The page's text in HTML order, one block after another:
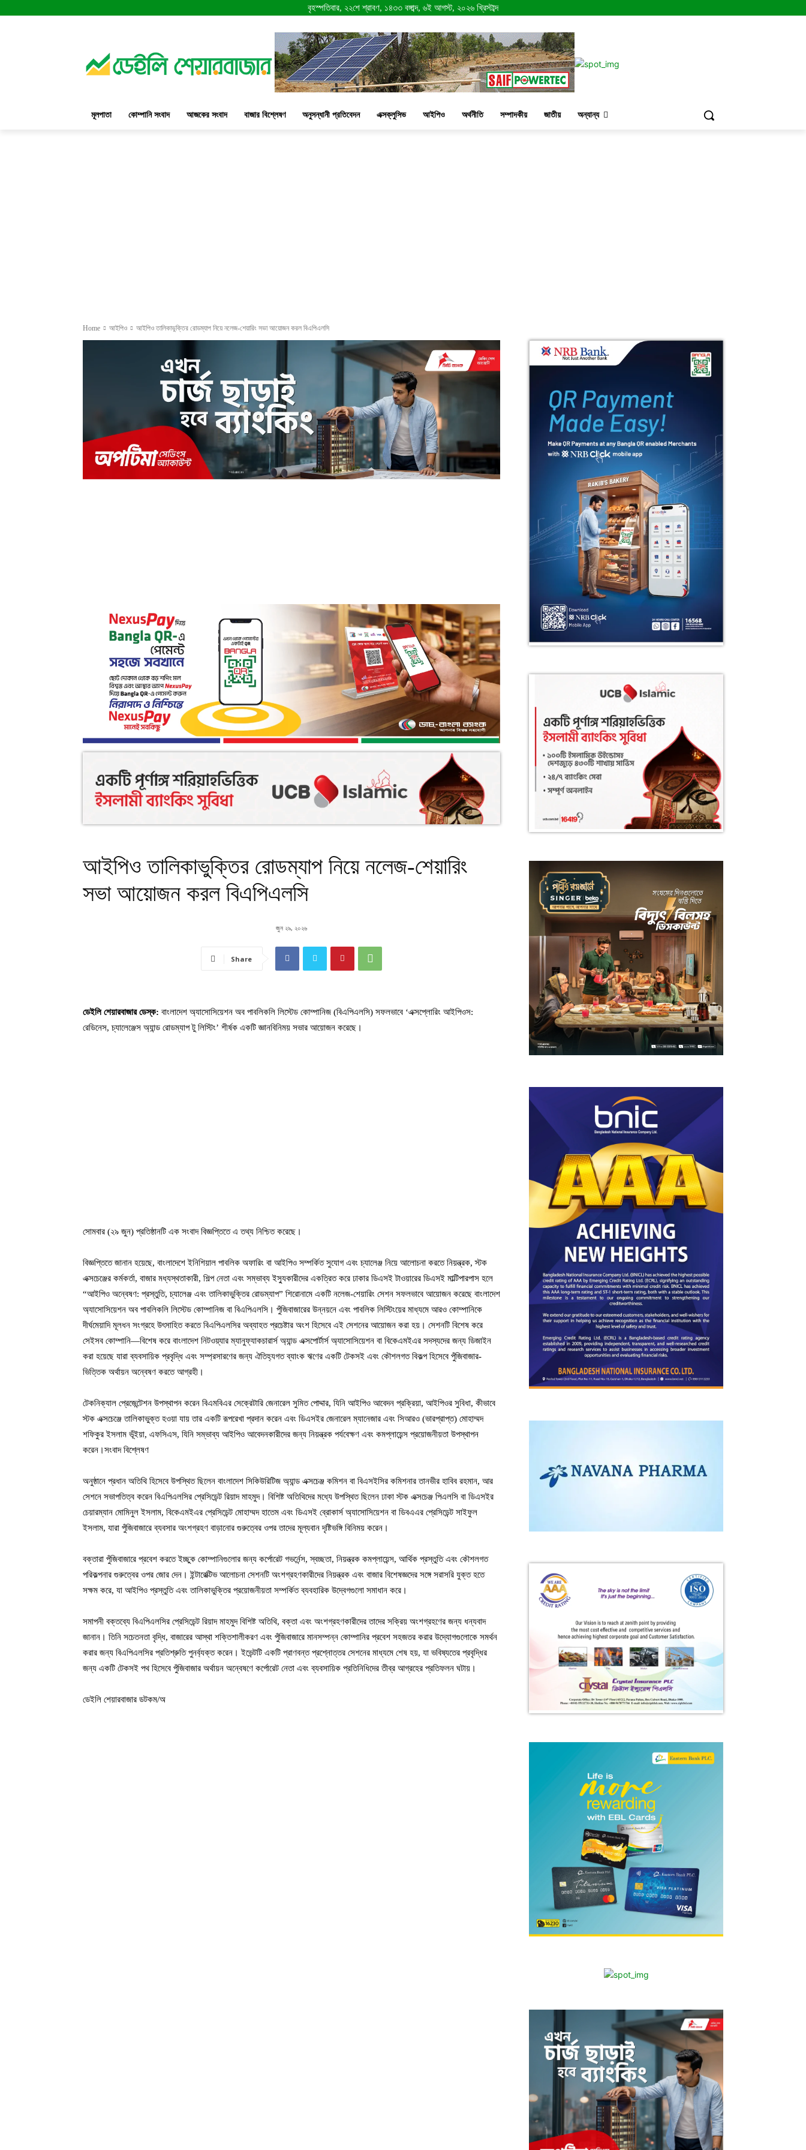
বৃহস্পতিবার, ২২শে শ্রাবণ, ১৪৩৩ বঙ্গাব্দ, ৬ই আগস্ট, ২০২৬ খ্রিস্টাব্দ
মূলপাতা কোম্পানি সংবাদ আজকের সংবাদ বাজার বিশ্লেষণ অনুসন্ধানী প্রতিবেদন এক্সক্লুসিভ আইপিও অর্থনীতি সম্পাদকীয় জাতীয় অন্যান্য
Home আইপিও আইপিও তালিকাভুক্তির রোডম্যাপ নিয়ে নলেজ-শেয়ারিং সভা আয়োজন করল বিএপিএলসি
আইপিও তালিকাভুক্তির রোডম্যাপ নিয়ে নলেজ-শেয়ারিং
সভা আয়োজন করল বিএপিএলসি
জুন ২৯, ২০২৬
Share
ডেইলি শেয়ারবাজার ডেস্ক: বাংলাদেশ অ্যাসোসিয়েশন অব পাবলিকলি লিস্টেড কোম্পানিজ (বিএপিএলসি) সফলভাবে ‘এক্সপ্লোরিং আইপিওস:
রেডিনেস, চ্যালেঞ্জেস অ্যান্ড রোডম্যাপ টু লিস্টিং’ শীর্ষক একটি জ্ঞানবিনিময় সভার আয়োজন করেছে।
সোমবার (২৯ জুন) প্রতিষ্ঠানটি এক সংবাদ বিজ্ঞপ্তিতে এ তথ্য নিশ্চিত করেছে।
বিজ্ঞপ্তিতে জানান হয়েছে, বাংলাদেশে ইনিশিয়াল পাবলিক অফারিং বা আইপিও সম্পর্কিত সুযোগ এবং চ্যালেঞ্জ নিয়ে আলোচনা করতে নিয়ন্ত্রক, স্টক
এক্সচেঞ্জের কর্মকর্তা, বাজার মধ্যস্থতাকারী, শিল্প নেতা এবং সম্ভাব্য ইস্যুকারীদের একত্রিত করে ঢাকার ডিএসই টাওয়ারের ডিএসই মাল্টিপারপাস হলে
“আইপিও অন্বেষণ: প্রস্তুতি, চ্যালেঞ্জ এবং তালিকাভুক্তির রোডম্যাপ” শিরোনামে একটি নলেজ-শেয়ারিং সেশন সফলভাবে আয়োজন করেছে বাংলাদেশ
অ্যাসোসিয়েশন অব পাবলিকলি লিস্টেড কোম্পানিজ বা বিএপিএলসি। পুঁজিবাজারের উন্নয়নে এবং পাবলিক লিস্টিংয়ের মাধ্যমে আরও কোম্পানিকে
দীর্ঘমেয়াদি মূলধন সংগ্রহে উৎসাহিত করতে বিএপিএলসির অব্যাহত প্রচেষ্টার অংশ হিসেবে এই সেশনের আয়োজন করা হয়। সেশনটি বিশেষ করে
সেইসব কোম্পানি—বিশেষ করে বাংলাদেশ নিটওয়্যার ম্যানুফ্যাকচারার্স অ্যান্ড এক্সপোর্টার্স অ্যাসোসিয়েশন বা বিকেএমইএর সদস্যদের জন্য ডিজাইন
করা হয়েছে যারা ব্যবসায়িক প্রবৃদ্ধি এবং সম্প্রসারণের জন্য ঐতিহ্যগত ব্যাংক ঋণের একটি টেকসই এবং কৌশলগত বিকল্প হিসেবে পুঁজিবাজার-
ভিত্তিক অর্থায়ন অন্বেষণ করতে আগ্রহী।
টেকনিক্যাল প্রেজেন্টেশন উপস্থাপন করেন বিএমবিএর সেক্রেটারি জেনারেল সুমিত পোদ্দার, যিনি আইপিও আবেদন প্রক্রিয়া, আইপিওর সুবিধা, কীভাবে
স্টক এক্সচেঞ্জে তালিকাভুক্ত হওয়া যায় তার একটি রূপরেখা প্রদান করেন এবং ডিএসইর জেনারেল ম্যানেজার এবং সিআরও (ভারপ্রাপ্ত) মোহাম্মদ
শফিকুর ইসলাম ভূঁইয়া, এফসিএস, যিনি সম্ভাব্য আইপিও আবেদনকারীদের জন্য নিয়ন্ত্রক পর্যবেক্ষণ এবং কমপ্লায়েন্স প্রয়োজনীয়তা উপস্থাপন
করেন।সংবাদ বিশ্লেষণ
অনুষ্ঠানে প্রধান অতিথি হিসেবে উপস্থিত ছিলেন বাংলাদেশ সিকিউরিটিজ অ্যান্ড এক্সচেঞ্জ কমিশন বা বিএসইসির কমিশনার তানভীর হাবিব রহমান, আর
সেশনে সভাপতিত্ব করেন বিএপিএলসির প্রেসিডেন্ট রিয়াদ মাহমুদ। বিশিষ্ট অতিথিদের মধ্যে উপস্থিত ছিলেন ঢাকা স্টক এক্সচেঞ্জ পিএলসি বা ডিএসইর
চেয়ারম্যান মোমিনুল ইসলাম, বিকেএমইএর প্রেসিডেন্ট মোহাম্মদ হাতেম এবং ডিএসই ব্রোকার্স অ্যাসোসিয়েশন বা ডিবএএর প্রেসিডেন্ট সাইফুল
ইসলাম, যারা পুঁজিবাজারে ব্যবসার অংশগ্রহণ বাড়ানোর গুরুত্বের ওপর তাদের মূল্যবান দৃষ্টিভঙ্গি বিনিময় করেন।
বক্তারা পুঁজিবাজারে প্রবেশ করতে ইচ্ছুক কোম্পানিগুলোর জন্য কর্পোরেট গভর্নেন্স, স্বচ্ছতা, নিয়ন্ত্রক কমপ্লায়েন্স, আর্থিক প্রস্তুতি এবং কৌশলগত
পরিকল্পনার গুরুত্বের ওপর জোর দেন। ইন্টারেক্টিভ আলোচনা সেশনটি অংশগ্রহণকারীদের নিয়ন্ত্রক এবং বাজার বিশেষজ্ঞদের সঙ্গে সরাসরি যুক্ত হতে
সক্ষম করে, যা আইপিও প্রস্তুতি এবং তালিকাভুক্তির প্রয়োজনীয়তা সম্পর্কিত ব্যবহারিক উদ্বেগগুলো সমাধান করে।
সমাপনী বক্তব্যে বিএপিএলসির প্রেসিডেন্ট রিয়াদ মাহমুদ বিশিষ্ট অতিথি, বক্তা এবং অংশগ্রহণকারীদের তাদের সক্রিয় অংশগ্রহণের জন্য ধন্যবাদ
জানান। তিনি সচেতনতা বৃদ্ধি, বাজারের আস্থা শক্তিশালীকরণ এবং পুঁজিবাজারে মানসম্পন্ন কোম্পানির প্রবেশ সহজতর করার উদ্যোগগুলোকে সমর্থন
করার জন্য বিএপিএলসির প্রতিশ্রুতি পুনর্ব্যক্ত করেন। ইভেন্টটি একটি প্রাণবন্ত প্রশ্নোত্তর সেশনের মাধ্যমে শেষ হয়, যা ভবিষ্যতের প্রবৃদ্ধির
জন্য একটি টেকসই পথ হিসেবে পুঁজিবাজার অর্থায়ন অন্বেষণে কর্পোরেট নেতা এবং ব্যবসায়িক প্রতিনিধিদের তীব্র আগ্রহের প্রতিফলন ঘটায়।
ডেইলি শেয়ারবাজার ডটকম/অ